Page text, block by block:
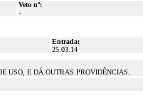
Veto nº:
-
Entrada:
25.03.14
USO, E DÁ OUTRAS PROVIDÊNCIAS.